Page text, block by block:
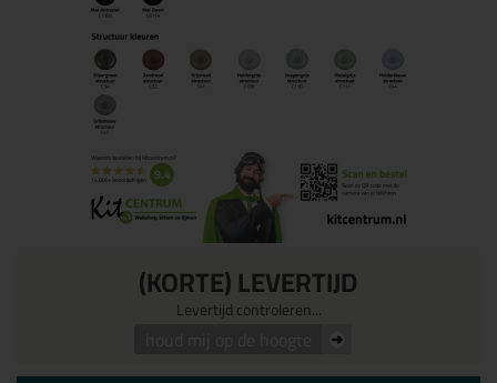
(KORTE) LEVERTIJD
Levertijd controleren...